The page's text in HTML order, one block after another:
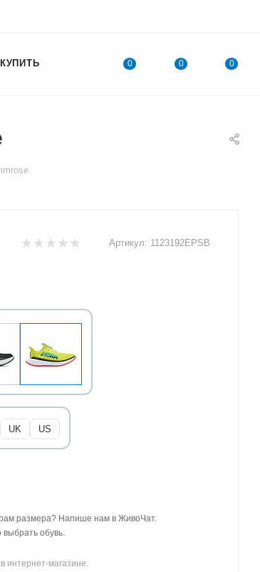
0 0 0
Артикул: 1123192EPSB
UK US
размера? Напише нам в ЖивоЧат.
обувь.
интернет-магазине.